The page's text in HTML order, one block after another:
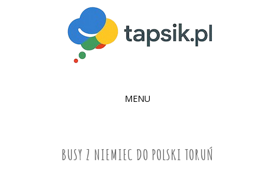
MENU
BUSY Z NIEMIEC DO POLSKI TORUŃ